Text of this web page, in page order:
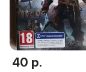
40 р.